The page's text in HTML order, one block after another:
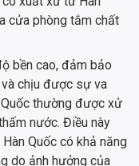
cửa phòng tắm chất
bền cao, đảm bảo
chịu được sự va
thường được xử
nước. Điều này
Quốc có khả năng
do ảnh hưởng của